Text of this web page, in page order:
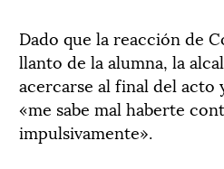
Dado que la reacción de
llanto de la alumna, la
acercarse al final del acto
«me sabe mal haberte
impulsivamente».